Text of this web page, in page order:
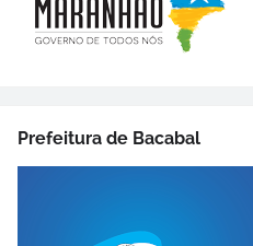
Prefeitura de Bacabal